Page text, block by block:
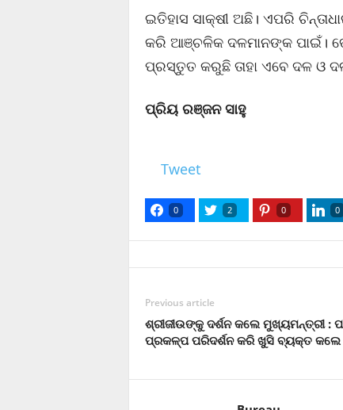
ଇତିହାସ ସାକ୍ଷୀ ଅଛି। ଏପରି
କରି ଆଞ୍ଚଳିକ ଦଳମାନଙ୍କ ପାଇଁ।
ପ୍ରସ୍ତୁତ କରୁଛି ତାହା ଏବେ ଦଳ ଓ
ପ୍ରିୟ ରଞ୍ଜନ ସାହୁ
Tweet
0 2 0 0
Previous article
ଶ୍ରୀଜୀଉଙ୍କୁ ଦର୍ଶନ କଲେ ମୁଖ୍ୟମନ୍ତ୍ରୀ :
ପ୍ରକଳ୍ପ ପରିଦର୍ଶନ କରି ଖୁସି ବ୍ୟକ୍ତ କଲେ